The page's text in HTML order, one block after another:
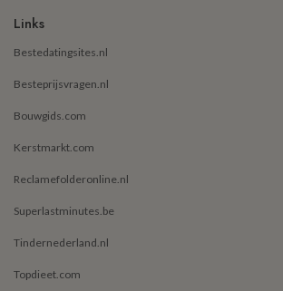
Links
Bestedatingsites.nl
Besteprijsvragen.nl
Bouwgids.com
Kerstmarkt.com
Reclamefolderonline.nl
Superlastminutes.be
Tindernederland.nl
Topdieet.com